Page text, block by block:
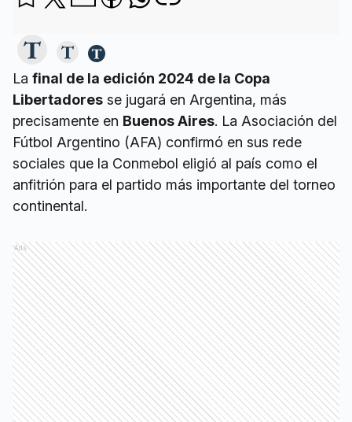
La final de la edición 2024 de la Copa
Libertadores se jugará en Argentina, más
precisamente en Buenos Aires. La Asociación del
Fútbol Argentino (AFA) confirmó en sus rede
sociales que la Conmebol eligió al país como el
anfitrión para el partido más importante del torneo
continental.
Ads